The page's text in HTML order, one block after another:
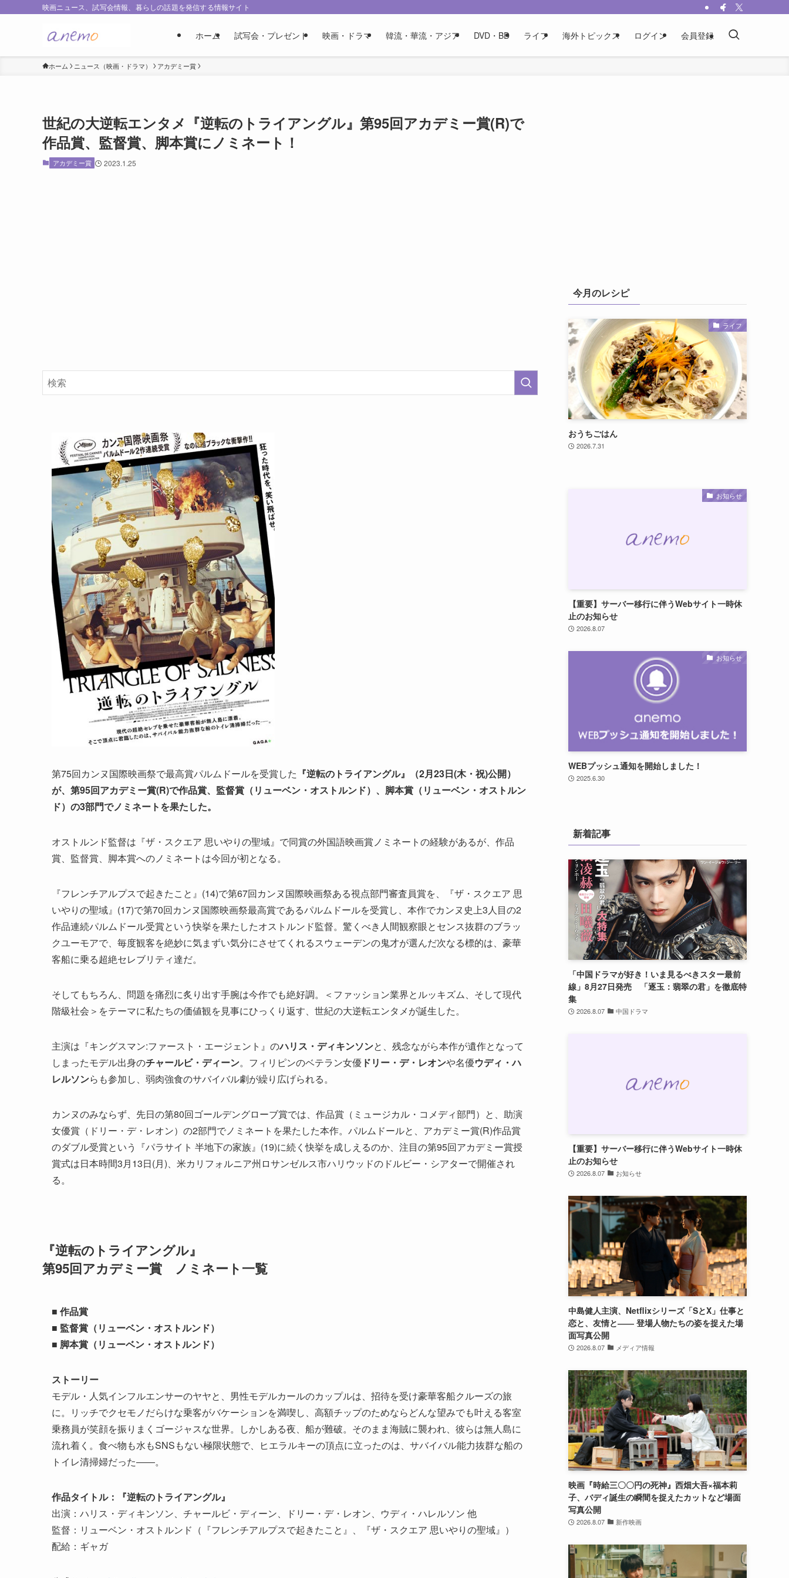
映画ニュース、試写会情報、暮らしの話題を発信する情報サイト
ホーム 試写会・プレゼント 映画・ドラマ 韓流・華流・アジア DVD・BD ライフ 海外トピックス ログイン 会員登録
ホーム ニュース（映画・ドラマ） アカデミー賞
世紀の大逆転エンタメ『逆転のトライアングル』第95回アカデミー賞(R)で
作品賞、監督賞、脚本賞にノミネート！
アカデミー賞 2023.1.25
第75回カンヌ国際映画祭で最高賞パルムドールを受賞した 『逆転のトライアングル』（2月23日(木・祝)公開）
が、第95回アカデミー賞(R)で作品賞、監督賞（リューベン・オストルンド）、脚本賞（リューベン・オストルン
ド）の3部門でノミネートを果たした。
オストルンド監督は『ザ・スクエア 思いやりの聖域』で同賞の外国語映画賞ノミネートの経験があるが、作品
賞、監督賞、脚本賞へのノミネートは今回が初となる。
『フレンチアルプスで起きたこと』(14)で第67回カンヌ国際映画祭ある視点部門審査員賞を、『ザ・スクエア 思
いやりの聖域』(17)で第70回カンヌ国際映画祭最高賞であるパルムドールを受賞し、本作でカンヌ史上3人目の2
作品連続パルムドール受賞という快挙を果たしたオストルンド監督。驚くべき人間観察眼とセンス抜群のブラッ
クユーモアで、毎度観客を絶妙に気まずい気分にさせてくれるスウェーデンの鬼才が選んだ次なる標的は、豪華
客船に乗る超絶セレブリティ達だ。
そしてもちろん、問題を痛烈に炙り出す手腕は今作でも絶好調。＜ファッション業界とルッキズム、そして現代
階級社会＞をテーマに私たちの価値観を見事にひっくり返す、世紀の大逆転エンタメが誕生した。
主演は『キングスマン:ファースト・エージェント』のハリス・ディキンソンと、残念ながら本作が遺作となって
しまったモデル出身のチャールビ・ディーン。フィリピンのベテラン女優 ドリー・デ・レオンや名優ウディ・ハ
レルソンらも参加し、弱肉強食のサバイバル劇が繰り広げられる。
カンヌのみならず、先日の第80回ゴールデングローブ賞では、作品賞（ミュージカル・コメディ部門）と、助演
女優賞（ドリー・デ・レオン）の2部門でノミネートを果たした本作。パルムドールと、アカデミー賞(R)作品賞
のダブル受賞という『パラサイト 半地下の家族』(19)に続く快挙を成しえるのか、注目の第95回アカデミー賞授
賞式は日本時間3月13日(月)、米カリフォルニア州ロサンゼルス市ハリウッドのドルビー・シアターで開催され
る。
『逆転のトライアングル』
第95回アカデミー賞 ノミネート一覧
■ 作品賞
■ 監督賞（リューベン・オストルンド）
■ 脚本賞（リューベン・オストルンド）
ストーリー
モデル・人気インフルエンサーのヤヤと、男性モデルカールのカップルは、招待を受け豪華客船クルーズの旅
に。リッチでクセモノだらけな乗客がバケーションを満喫し、高額チップのためならどんな望みでも叶える客室
乗務員が笑顔を振りまくゴージャスな世界。しかしある夜、船が難破。そのまま海賊に襲われ、彼らは無人島に
流れ着く。食べ物も水もSNSもない極限状態で、ヒエラルキーの頂点に立ったのは、サバイバル能力抜群な船の
トイレ清掃婦だった――。
作品タイトル：『逆転のトライアングル』
出演：ハリス・ディキンソン、チャールビ・ディーン、ドリー・デ・レオン、ウディ・ハレルソン 他
監督：リューベン・オストルンド（『フレンチアルプスで起きたこと』、『ザ・スクエア 思いやりの聖域』）
配給：ギャガ
今月のレシピ
ライフ
おうちごはん
2026.7.31
お知らせ
【重要】サーバー移行に伴うWebサイト一時休
止のお知らせ
2026.8.07
お知らせ
WEBプッシュ通知を開始しました！
2025.6.30
新着記事
「中国ドラマが好き！いま見るべきスター最前
線」8月27日発売 「逐玉：翡翠の君」を徹底特
集
2026.8.07 中国ドラマ
【重要】サーバー移行に伴うWebサイト一時休
止のお知らせ
2026.8.07 お知らせ
中島健人主演、Netflixシリーズ「SとX」仕事と
恋と、友情と―― 登場人物たちの姿を捉えた場
面写真公開
2026.8.07 メディア情報
映画『時給三〇〇円の死神』西畑大吾×福本莉
子、バディ誕生の瞬間を捉えたカットなど場面
写真公開
2026.8.07 新作映画